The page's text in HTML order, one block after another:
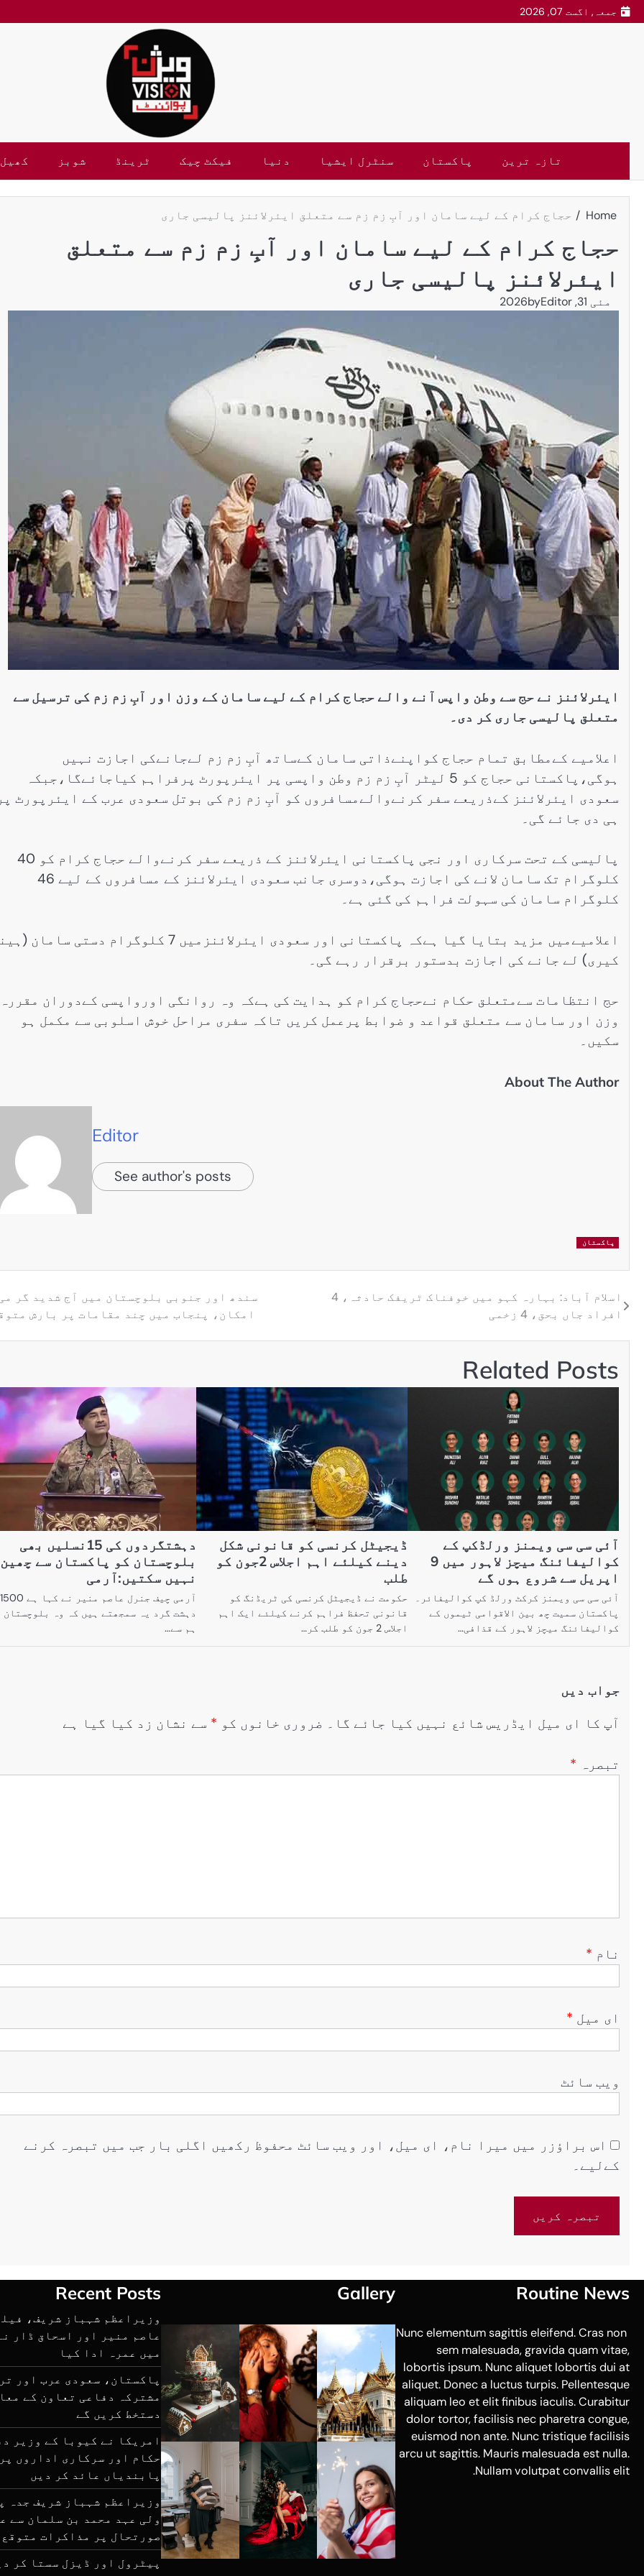
جمعہ, اگست 07, 2026
تازہ ترین پاکستان سنٹرل ایشیا دنیا فیکٹ چیک ٹرینڈ شوبز کھیل
Home حجاج کرام کے لیے سامان اور آبِ زم زم سے متعلق ایئرلائنز پالیسی جاری
حجاج کرام کے لیے سامان اور آبِ زم زم سے متعلق
ایئرلائنز پالیسی جاری
مئی 31, 2026 byEditor
ایئرلائنز نے حج سے وطن واپس آنے والے حجاج کرام کے لیے سامان کے وزن اور آبِ زم زم کی ترسیل سے
متعلق پالیسی جاری کر دی۔
اعلامیے کےمطابق تمام حجاج کواپنےذاتی سامان کےساتھ آبِ زم زم لےجانےکی اجازت نہیں
ہوگی،پاکستانی حجاج کو 5 لیٹر آبِ زم زم وطن واپسی پر ایئرپورٹ پرفراہم کیاجائےگا،جبکہ
سعودی ایئرلائنز کےذریعے سفر کرنےوالےمسافروں کو آبِ زم زم کی بوتل سعودی عرب کے ایئرپورٹ
ہی دی جائے گی۔
پالیسی کے تحت سرکاری اور نجی پاکستانی ایئرلائنز کے ذریعے سفر کرنےوالے حجاج کرام کو 40
کلوگرام تک سامان لانے کی اجازت ہوگی،دوسری جانب سعودی ایئرلائنز کے مسافروں کے لیے 46
کلوگرام سامان کی سہولت فراہم کی گئی ہے۔
اعلامیےمیں مزید بتایا گیا ہےکہ پاکستانی اور سعودی ایئرلائنزمیں 7 کلوگرام دستی
کیری) لے جانے کی اجازت بدستور برقرار رہے گی۔
حج انتظامات سےمتعلق حکام نےحجاج کرام کو ہدایت کی ہےکہ وہ روانگی اورواپسی کےدوران مقررہ
وزن اور سامان سے متعلق قواعد و ضوابط پرعمل کریں تاکہ سفری مراحل خوش اسلوبی سے مکمل ہو
سکیں۔
About The Author
Editor
See author's posts
پاکستان
اسلام آباد: بہارہ کہو میں خوفناک ٹریفک حادثہ، 4
افراد جاں بحق، 4 زخمی
سندھ اور جنوبی بلوچستان میں آج شدید گر
امکان، پنجاب میں چند مقامات پر بارش
Related Posts
آئی سی سی ویمنز ورلڈکپ کے
کوالیفائنگ میچز لاہور میں 9
اپریل سے شروع ہوں گے
آئی سی سی ویمنز کرکٹ ورلڈ کپ کوالیفائر۔
پاکستان سمیت چھ بین الاقوامی ٹیموں کے
کوالیفائنگ میچز لاہور کے قذافی…
ڈیجیٹل کرنسی کو قانونی شکل
دینے کیلئے اہم اجلاس 2جون کو
طلب
حکومت نے ڈیجیٹل کرنسی کی ٹریڈنگ کو
قانونی تحفظ فراہم کرنے کیلئے ایک اہم
اجلاس 2 جون کو طلب کر…
دہشتگردوں کی 15نسلیں بھی
بلوچستان کو پاکستان سے چھین
نہیں سکتیں:آرمی
آرمی چیف جنرل عاصم منیر نے کہا ہے 1500
دہشت گرد یہ سمجھتے ہیں کہ وہ بلوچستان
ہم سے…
جواب دیں
آپ کا ای میل ایڈریس شائع نہیں کیا جائے گا۔ ضروری خانوں کو * سے نشان زد کیا گیا ہے
تبصرہ *
نام *
ای میل *
ویب‌ سائٹ
اس براؤزر میں میرا نام، ای میل، اور ویب سائٹ محفوظ رکھیں اگلی بار جب میں تبصرہ کرنے
کےلیے۔
پاکستان تاجکستان
ٹرانزٹ اور علاقائی روابط
بڑھانے پر اتفاق
Editor اپریل 29, 2026
اورتاجکستان کے درمیان
تجارت،سرمایہ کاری
اورعلاقائی روابط
اتفاق
Editor جولائی 25, 2026
Routine News
Nunc elementum sagittis eleifend. Cras non
sem malesuada, gravida quam vitae,
lobortis ipsum. Nunc aliquet lobortis dui at
aliquet. Donec a luctus turpis. Pellentesque
aliquam leo et elit finibus iaculis. Curabitur
dolor tortor, facilisis nec pharetra congue,
euismod non ante. Nunc tristique facilisis
arcu ut sagittis. Mauris malesuada est nulla.
Nullam volutpat convallis elit.
Gallery
Recent Posts
وزیراعظم شہباز شریف،
عاصم منیر اور اسحاق ڈار
میں عمرہ ادا کیا
پاکستان، سعودی عرب اور
مشترکہ دفاعی تعاون کے
دستخط کریں گے
امریکا نے کیوبا کے وزیر
حکام اور سرکاری اداروں
پابندیاں عائد کر دیں
وزیراعظم شہباز شریف جدہ
ولی عہد محمد بن سلمان سے
صورتحال پر مذاکرات متوقع
پیٹرول اور ڈیزل سستا کر